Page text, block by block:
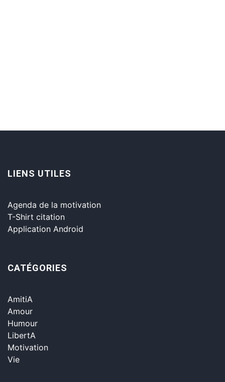
LIENS UTILES
Agenda de la motivation
T-Shirt citation
Application Android
CATÉGORIES
AmitiA
Amour
Humour
LibertA
Motivation
Vie